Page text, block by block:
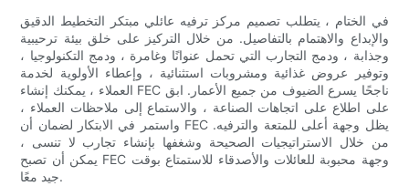
في الختام ، يتطلب تصميم مركز ترفيه عائلي مبتكر التخطيط الدقيق
والإبداع والاهتمام بالتفاصيل. من خلال التركيز على خلق بيئة ترحيبية
وجذابة ، ودمج التجارب التي تحمل عنوانًا وغامرة ، ودمج التكنولوجيا ،
وتوفير عروض غذائية ومشروبات استثنائية ، وإعطاء الأولوية لخدمة
العملاء ، يمكنك إنشاء FEC ناجحًا يسرع الضيوف من جميع الأعمار. ابق
على اطلاع على اتجاهات الصناعة ، والاستماع إلى ملاحظات العملاء ،
واستمر في الابتكار لضمان أن FEC يظل وجهة أعلى للمتعة والترفيه.
من خلال الاستراتيجيات الصحيحة وشغفها بإنشاء تجارب لا تنسى ،
يمكن أن تصبح FEC وجهة محبوبة للعائلات والأصدقاء للاستمتاع بوقت
جيد معًا.